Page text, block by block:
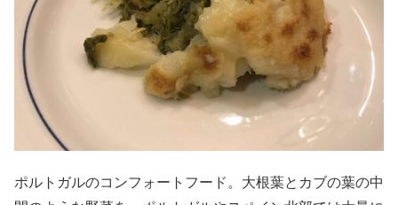
ポルトガルのコンフォートフード。大根葉とカブの葉の中